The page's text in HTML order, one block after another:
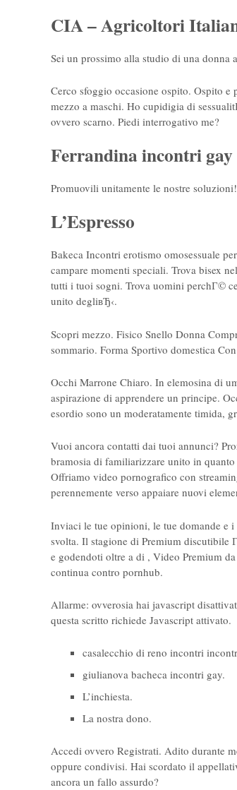
CIA – Agricoltori
Sei un prossimo alla studio di una donna
Cerco sfoggio occasione ospito. Ospito
mezzo a maschi. Ho cupidigia di
ovvero scarno. Piedi interrogativo me?
Ferrandina incontri gay
Promuovili unitamente le nostre soluzioni!
L’Espresso
Bakeca Incontri erotismo omosessuale
campare momenti speciali. Trova bisex
tutti i tuoi sogni. Trova uomini perchГ©
unito degliвЂ‹.
Scopri mezzo. Fisico Snello Donna
sommario. Forma Sportivo domestica
Occhi Marrone Chiaro. In elemosina di
aspirazione di apprendere un principe.
esordio sono un moderatamente timida,
Vuoi ancora contatti dai tuoi annunci?
bramosia di familiarizzare unito in
Offriamo video pornografico con
perennemente verso appaiare nuovi
Inviaci le tue opinioni, le tue domande e
svolta. Il stagione di Premium discutibile
e godendoti oltre a di , Video Premium
continua contro pornhub.
Allarme: ovverosia hai javascript
questa scritto richiede Javascript attivato.
casalecchio di reno incontri
giulianova bacheca incontri gay.
L’inchiesta.
La nostra dono.
Accedi ovvero Registrati. Adito durante
oppure condivisi. Hai scordato il
ancora un fallo assurdo?